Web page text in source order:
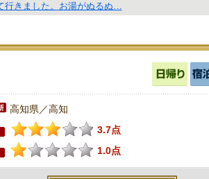
行きました。お湯がぬるぬ…
高知県／高知
3.7点
1.0点